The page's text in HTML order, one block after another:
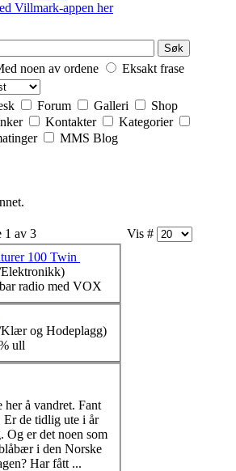
Villmark-appen her
Søk
noen av ordene
Eksakt frase
Forum Galleri
Shop
Kontakter
Kategorier
MMS Blog
Vis #
1 av 3
100 Twin
radio med VOX
og Hodeplagg)
100% ull
å vandret. Fant
i den Norske
heimen også om dagen? Har fått ...